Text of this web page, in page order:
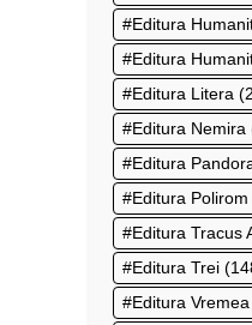
Editura
Editura
Editura Litera
Editura Nemira
Editura
Editura Polirom
Editura Tracus
Editura Trei
Editura Vremea